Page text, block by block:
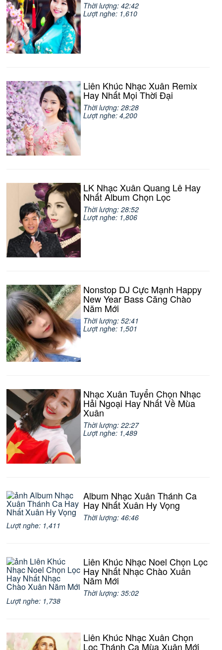
Thời lượng: 42:42
Lượt nghe: 1,610
Liên Khúc Nhạc Xuân Remix
Hay Nhất Mọi Thời Đại
Thời lượng: 28:28
Lượt nghe: 4,200
LK Nhạc Xuân Quang Lê Hay
Nhất Album Chọn Lọc
Thời lượng: 28:52
Lượt nghe: 1,806
Nonstop DJ Cực Mạnh Happy
New Year Bass Căng Chào
Năm Mới
Thời lượng: 52:41
Lượt nghe: 1,501
Nhạc Xuân Tuyển Chọn Nhạc
Hải Ngoại Hay Nhất Về Mùa
Xuân
Thời lượng: 22:27
Lượt nghe: 1,489
Album Nhạc Xuân Thánh Ca
Hay Nhất Xuân Hy Vọng
Thời lượng: 46:46
Lượt nghe: 1,411
Liên Khúc Nhạc Noel Chọn Lọc
Hay Nhất Nhạc Chào Xuân
Năm Mới
Thời lượng: 35:02
Lượt nghe: 1,738
Liên Khúc Nhạc Xuân Chọn
Lọc Thánh Ca Mùa Xuân Mới